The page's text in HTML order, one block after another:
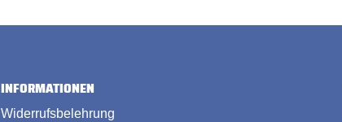
INFORMATIONEN
Widerrufsbelehrung